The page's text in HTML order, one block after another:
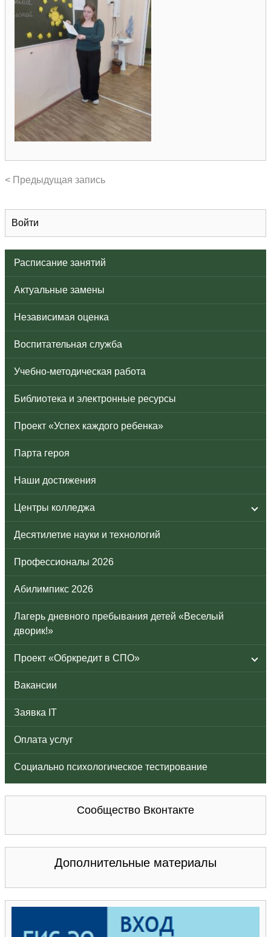
Войти
Расписание занятий
Актуальные замены
Независимая оценка
Воспитательная служба
Учебно-методическая работа
Библиотека и электронные ресурсы
Проект «Успех каждого ребенка»
Парта героя
Наши достижения
Центры колледжа
Десятилетие науки и технологий
Профессионалы 2026
Абилимпикс 2026
Лагерь дневного пребывания детей «Веселый
дворик!»
Проект «Обркредит в СПО»
Вакансии
Заявка IT
Оплата услуг
Социально психологическое тестирование
Сообщество Вконтакте
Дополнительные материалы
< Предыдущая запись